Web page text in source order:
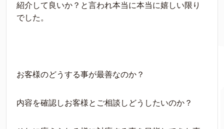
紹介して良いか？と言われ本当に本当に嬉しい限り
でした。
お客様のどうする事が最善なのか？
内容を確認しお客様とご相談しどうしたいのか？